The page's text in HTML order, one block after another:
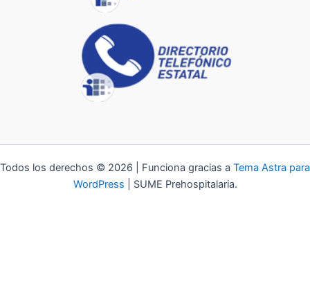
Todos los derechos © 2026 | Funciona gracias a Tema Astra para
WordPress | SUME Prehospitalaria.